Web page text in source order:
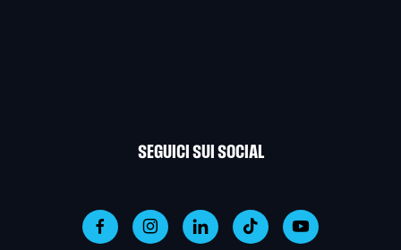
SEGUICI SUI SOCIAL